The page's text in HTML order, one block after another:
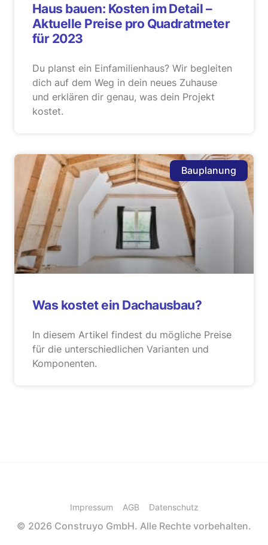
Haus bauen: Kosten im Detail –
Aktuelle Preise pro Quadratmeter
für 2023
Du planst ein Einfamilienhaus? Wir begleiten
dich auf dem Weg in dein neues Zuhause
und erklären dir genau, was dein Projekt
kostet.
Bauplanung
Was kostet ein Dachausbau?
In diesem Artikel findest du mögliche Preise
für die unterschiedlichen Varianten und
Komponenten.
Impressum AGB Datenschutz
© 2026 Construyo GmbH. Alle Rechte vorbehalten.